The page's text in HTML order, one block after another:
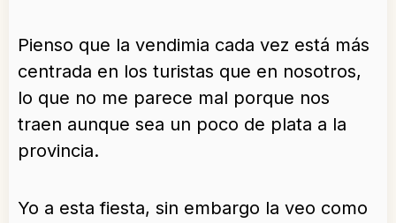
Pienso que la vendimia cada vez está más
centrada en los turistas que en nosotros,
lo que no me parece mal porque nos
traen aunque sea un poco de plata a la
provincia.
Yo a esta fiesta, sin embargo la veo como